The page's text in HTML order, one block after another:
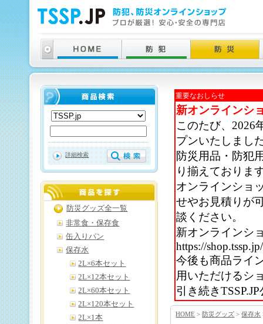
重要なおしらせ
新オンラインシ
このたび、2026
プンいたしまし
防災用品・防犯
り揃えておりま
オンラインショ
せやお見積りが
談ください。
新オンラインシ
https://shop.tssp.jp/
今後も商品ライ
用いただけるシ
引き続き
HOME >防災グッズ >保存水
詳細検索
防災グッズ全一覧
非常食・保存食
缶入りパン
保存水
2L×6本セット
2L×12本セット
2L×60本セット
2L×120本セット
2L×1本